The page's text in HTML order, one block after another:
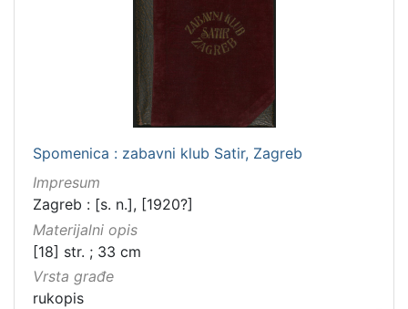
Spomenica : zabavni klub Satir, Zagreb
Impresum
Zagreb : [s. n.], [1920?]
Materijalni opis
[18] str. ; 33 cm
Vrsta građe
rukopis